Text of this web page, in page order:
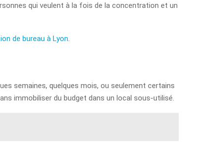
qui veulent à la fois de la concentration et un
de bureau à Lyon
semaines, quelques mois, ou seulement certains
immobiliser du budget dans un local sous-utilisé.